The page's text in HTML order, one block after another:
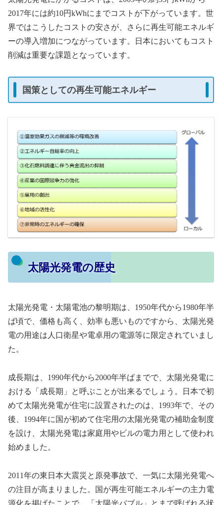
2017年には約10円kWhにまでコストが下がっています。世
界ではこうしたコストの安さが、さらに再生可能エネルギ
ーの導入増加につながっています。日本においてもコスト
削減は重要な課題となっています。
国策としての再生可能エネルギー
太陽光発電の歴史
太陽光発電・太陽電池の黎明期は、1950年代から1980年半
ば頃で、価格も高く、効率も悪いものですから、太陽光発
電の用途は人口衛星や電卓用の電源等に限定されていまし
た。
成長期は、1990年代から2000年半ばまでで、太陽光発電に
おける「成長期」と呼ぶことが出来るでしょう。日本で初
めて太陽光発電が住宅に設置されたのは、1993年で、その
後、1994年に国が初めて住宅用の太陽光発電の補助金制度
を設け、太陽光発電は家庭用やビルの電力用として使われ
始めました。
2011年の東日本大震災と原発事故で、一気に太陽光発電へ
の注目が高まりました。国が再生可能エネルギーの主力電
源化を掲げたことで、「太陽光バブル」とまで呼ばれる状